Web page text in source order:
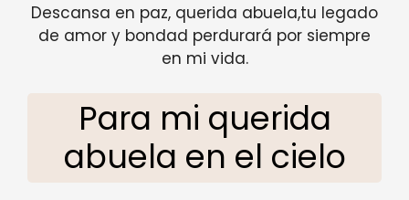
Descansa en paz, querida abuela,tu legado
de amor y bondad perdurará por siempre
en mi vida.
Para mi querida
abuela en el cielo